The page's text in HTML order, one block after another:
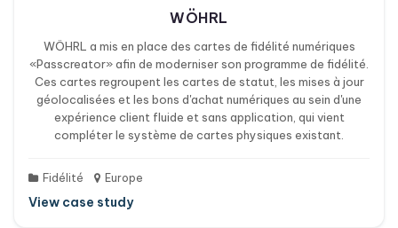
WÖHRL
WÖHRL a mis en place des cartes de fidélité numériques
«Passcreator» afin de moderniser son programme de fidélité.
Ces cartes regroupent les cartes de statut, les mises à jour
géolocalisées et les bons d'achat numériques au sein d'une
expérience client fluide et sans application, qui vient
compléter le système de cartes physiques existant.
Fidélité Europe
View case study